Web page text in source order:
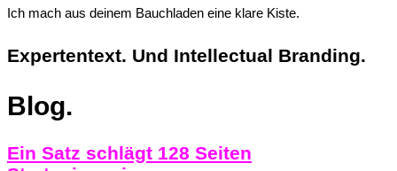
Ich mach aus deinem Bauchladen eine klare Kiste.
Expertentext. Und Intellectual Branding.
Blog.
Ein Satz schlägt 128 Seiten